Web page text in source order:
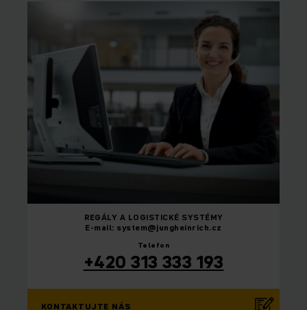
REGÁLY A LOGISTICKÉ SYSTÉMY
E-mail: system@jungheinrich.cz
Telefon
+420 313 333 193
KONTAKTUJTE NÁS